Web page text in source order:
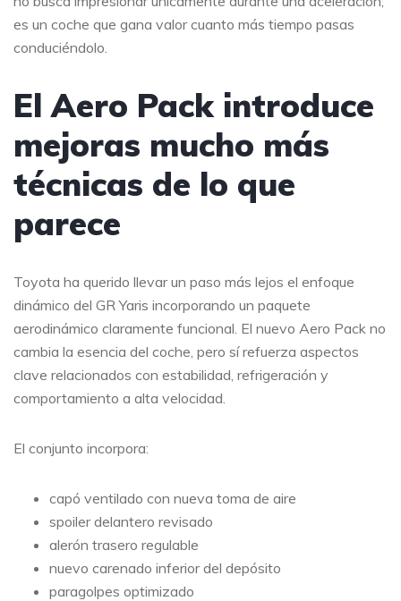
es un coche que gana valor cuanto más tiempo pasas
conduciéndolo.
El Aero Pack introduce
mejoras mucho más
técnicas de lo que
parece
Toyota ha querido llevar un paso más lejos el enfoque
dinámico del GR Yaris incorporando un paquete
aerodinámico claramente funcional. El nuevo Aero Pack no
cambia la esencia del coche, pero sí refuerza aspectos
clave relacionados con estabilidad, refrigeración y
comportamiento a alta velocidad.
El conjunto incorpora:
capó ventilado con nueva toma de aire
spoiler delantero revisado
alerón trasero regulable
nuevo carenado inferior del depósito
paragolpes optimizado